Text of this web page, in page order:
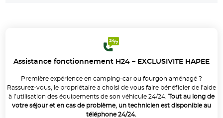
Assistance fonctionnement H24 – EXCLUSIVITE HAPEE
Première expérience en camping-car ou fourgon aménagé ?
Rassurez-vous, le propriétaire a choisi de vous faire bénéficier de l’aide
à l’utilisation des équipements de son véhicule 24/24. Tout au long de
votre séjour et en cas de problème, un technicien est disponible au
téléphone 24/24.